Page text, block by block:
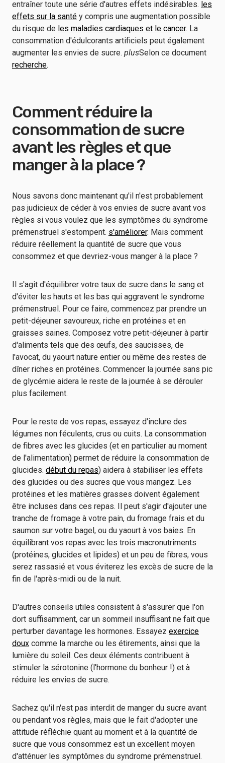
entraîner toute une série d'autres effets indésirables. les
effets sur la santé y compris une augmentation possible
du risque de les maladies cardiaques et le cancer. La
consommation d'édulcorants artificiels peut également
augmenter les envies de sucre. plusSelon ce document
recherche.
Comment réduire la
consommation de sucre
avant les règles et que
manger à la place ?
Nous savons donc maintenant qu'il n'est probablement
pas judicieux de céder à vos envies de sucre avant vos
règles si vous voulez que les symptômes du syndrome
prémenstruel s'estompent. s'améliorer. Mais comment
réduire réellement la quantité de sucre que vous
consommez et que devriez-vous manger à la place ?
Il s'agit d'équilibrer votre taux de sucre dans le sang et
d'éviter les hauts et les bas qui aggravent le syndrome
prémenstruel. Pour ce faire, commencez par prendre un
petit-déjeuner savoureux, riche en protéines et en
graisses saines. Composez votre petit-déjeuner à partir
d'aliments tels que des œufs, des saucisses, de
l'avocat, du yaourt nature entier ou même des restes de
dîner riches en protéines. Commencer la journée sans pic
de glycémie aidera le reste de la journée à se dérouler
plus facilement.
Pour le reste de vos repas, essayez d'inclure des
légumes non féculents, crus ou cuits. La consommation
de fibres avec les glucides (et en particulier au moment
de l'alimentation) permet de réduire la consommation de
glucides. début du repas) aidera à stabiliser les effets
des glucides ou des sucres que vous mangez. Les
protéines et les matières grasses doivent également
être incluses dans ces repas. Il peut s'agir d'ajouter une
tranche de fromage à votre pain, du fromage frais et du
saumon sur votre bagel, ou du yaourt à vos baies. En
équilibrant vos repas avec les trois macronutriments
(protéines, glucides et lipides) et un peu de fibres, vous
serez rassasié et vous éviterez les excès de sucre de la
fin de l'après-midi ou de la nuit.
D'autres conseils utiles consistent à s'assurer que l'on
dort suffisamment, car un sommeil insuffisant ne fait que
perturber davantage les hormones. Essayez exercice
doux comme la marche ou les étirements, ainsi que la
lumière du soleil. Ces deux éléments contribuent à
stimuler la sérotonine (l'hormone du bonheur !) et à
réduire les envies de sucre.
Sachez qu'il n'est pas interdit de manger du sucre avant
ou pendant vos règles, mais que le fait d'adopter une
attitude réfléchie quant au moment et à la quantité de
sucre que vous consommez est un excellent moyen
d'atténuer les symptômes du syndrome prémenstruel.